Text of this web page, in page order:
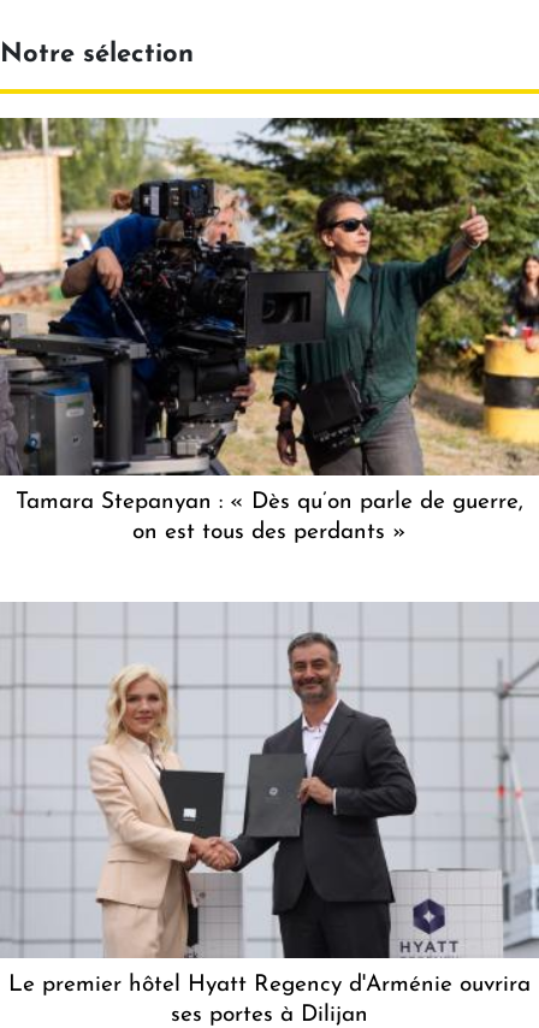
Notre sélection
Tamara Stepanyan : « Dès qu’on parle de guerre,
on est tous des perdants »
Le premier hôtel Hyatt Regency d'Arménie ouvrira
ses portes à Dilijan